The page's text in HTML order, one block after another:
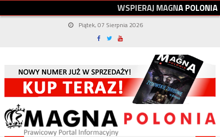
WSPIERAJMAGNAPOLONIA
Piątek, 07 Sierpnia 2026